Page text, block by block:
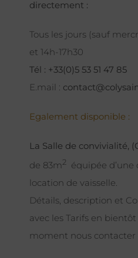
directement :
Tous les jours (sauf
et 14h-17h30
Tél : +33(0)5 53 51 47 85
E.mail :
Egalement disponible :
La Salle de convivialité,
de 83m2
équipée d’une
location de vaisselle.
Détails, description et
avec les Tarifs en
moment nous contacter